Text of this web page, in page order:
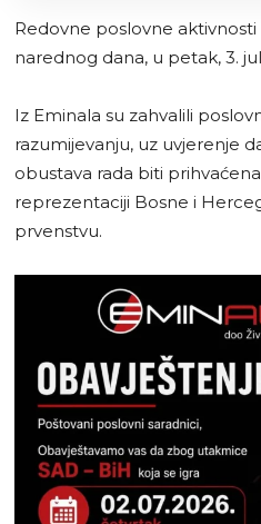
Redovne poslovne
narednog dana, u petak, 3.
Iz Eminala su zahvalili
razumijevanju, uz uvjerenje
obustava rada biti
reprezentaciji Bosne i
prvenstvu.